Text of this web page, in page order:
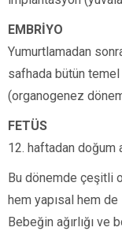
EMBRİYO
Yumurtlamadan
safhada bütün temel
(organogenez
FETÜS
12. haftadan doğum
Bu dönemde çeşitli
hem yapısal hem
Bebeğin ağırlığı ve